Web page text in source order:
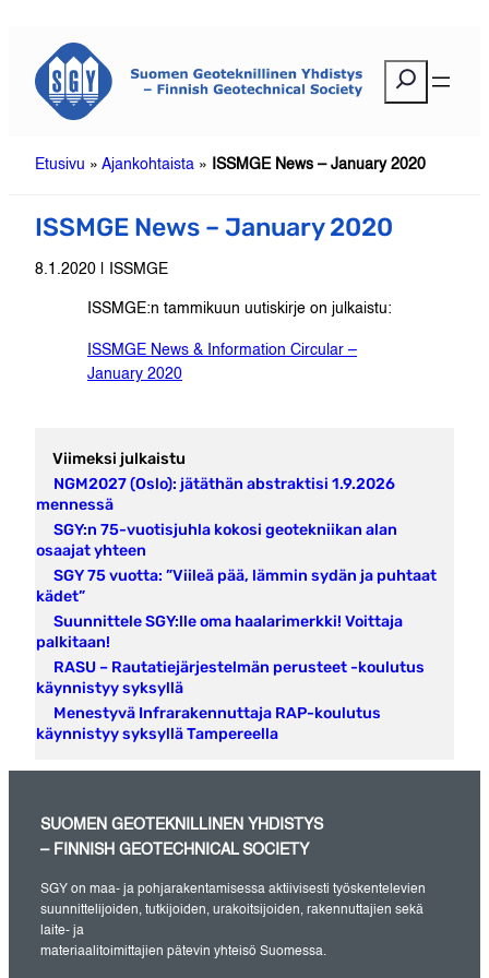
sisältöön
Etusivu » Ajankohtaista » ISSMGE News – January 2020
ISSMGE News – January 2020
8.1.2020 | ISSMGE
ISSMGE:n tammikuun uutiskirje on julkaistu:
ISSMGE News & Information Circular –
January 2020
Viimeksi julkaistu
NGM2027 (Oslo): jätäthän abstraktisi 1.9.2026
mennessä
SGY:n 75-vuotisjuhla kokosi geotekniikan alan
osaajat yhteen
SGY 75 vuotta: ”Viileä pää, lämmin sydän ja puhtaat
kädet”
Suunnittele SGY:lle oma haalarimerkki! Voittaja
palkitaan!
RASU – Rautatiejärjestelmän perusteet -koulutus
käynnistyy syksyllä
Menestyvä Infrarakennuttaja RAP-koulutus
käynnistyy syksyllä Tampereella
SUOMEN GEOTEKNILLINEN YHDISTYS
– FINNISH GEOTECHNICAL SOCIETY
SGY on maa- ja pohjarakentamisessa aktiivisesti työskentelevien
suunnittelijoiden, tutkijoiden, urakoitsijoiden, rakennuttajien sekä
laite- ja
materiaalitoimittajien pätevin yhteisö Suomessa.